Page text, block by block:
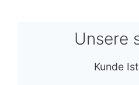
Unsere
Kunde